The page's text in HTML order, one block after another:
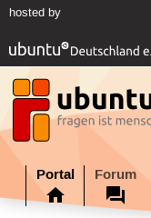
hosted by
Portal Forum